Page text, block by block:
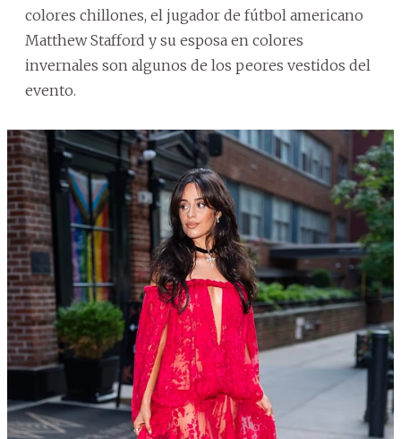
colores chillones, el jugador de fútbol americano
Matthew Stafford y su esposa en colores
invernales son algunos de los peores vestidos del
evento.